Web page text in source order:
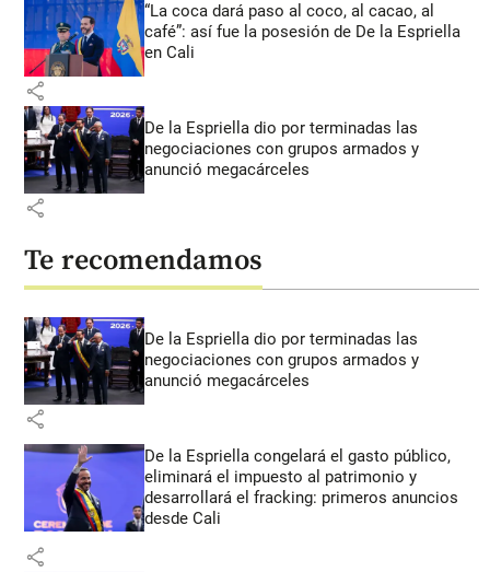
“La coca dará paso al coco, al cacao, al
café”: así fue la posesión de De la Espriella
en Cali
share
De la Espriella dio por terminadas las
negociaciones con grupos armados y
anunció megacárceles
share
Te recomendamos
De la Espriella dio por terminadas las
negociaciones con grupos armados y
anunció megacárceles
share
De la Espriella congelará el gasto público,
eliminará el impuesto al patrimonio y
desarrollará el fracking: primeros anuncios
desde Cali
share